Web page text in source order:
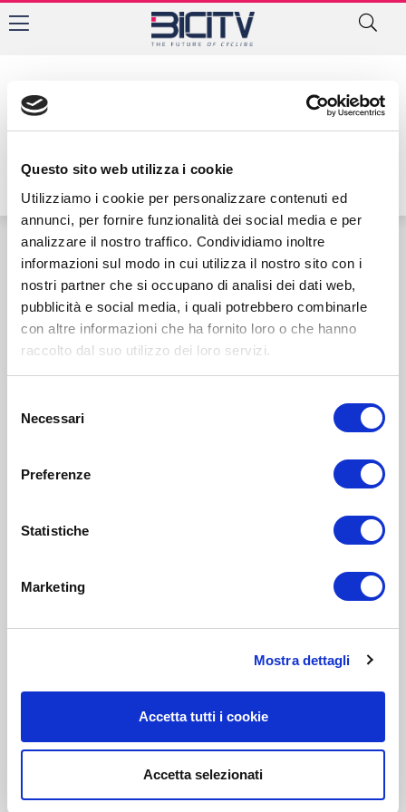
Questo sito web utilizza i cookie
Utilizziamo i cookie per personalizzare contenuti ed
annunci, per fornire funzionalità dei social media e per
analizzare il nostro traffico. Condividiamo inoltre
informazioni sul modo in cui utilizza il nostro sito con i
nostri partner che si occupano di analisi dei dati web,
pubblicità e social media, i quali potrebbero combinarle
con altre informazioni che ha fornito loro o che hanno
raccolto dal suo utilizzo dei loro servizi.
delNecessari
Preferenze
Statistiche
Marketing
Mostra dettagli
Accetta tutti i cookie
Accetta selezionati
Tag: Frederik Rodenberg
Contatti Privacy Policy Cookie Policy